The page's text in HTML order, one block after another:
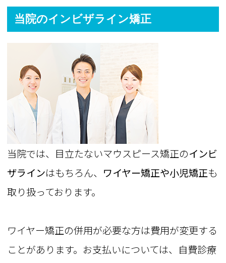
当院のインビザライン矯正
当院では、目立たないマウスピース矯正のインビ
ザラインはもちろん、 ワイヤー矯正や小児矯正も
取り扱っております。
ワイヤー矯正の併用が必要な方は費用が変更する
ことがあります。お支払いについては、自費診療